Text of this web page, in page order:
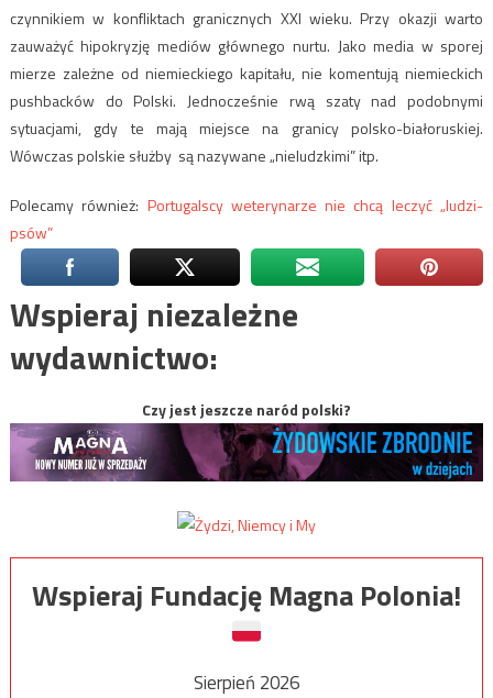
czynnikiem w konfliktach granicznych XXI wieku. Przy okazji warto
zauważyć hipokryzję mediów głównego nurtu. Jako media w sporej
mierze zależne od niemieckiego kapitału, nie komentują niemieckich
pushbacków do Polski. Jednocześnie rwą szaty nad podobnymi
sytuacjami, gdy te mają miejsce na granicy polsko-białoruskiej.
Wówczas polskie służby są nazywane „nieludzkimi” itp.
Polecamy również: Portugalscy weterynarze nie chcą leczyć „ludzi-
psów”
Wspieraj niezależne
wydawnictwo:
Czy jest jeszcze naród polski?
Wspieraj Fundację Magna Polonia!
Sierpień 2026